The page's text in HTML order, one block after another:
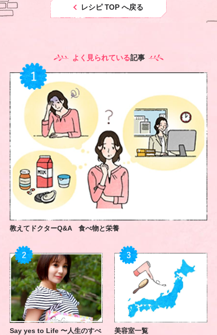
レシピ TOP へ戻る
よく見られている記事
教えてドクターQ&A 食べ物と栄養
Say yes to Life 〜人生のすべ
美容室一覧